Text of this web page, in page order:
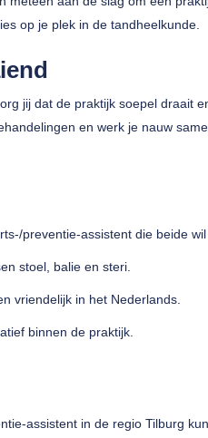
op je plek in de tandheelkunde.
jij dat de praktijk soepel draait
en werk je nauw
preventie-assistent die beide wil
stoel, balie en steri.
vriendelijk in het Nederlands.
binnen de praktijk.
assistent in de regio Tilburg